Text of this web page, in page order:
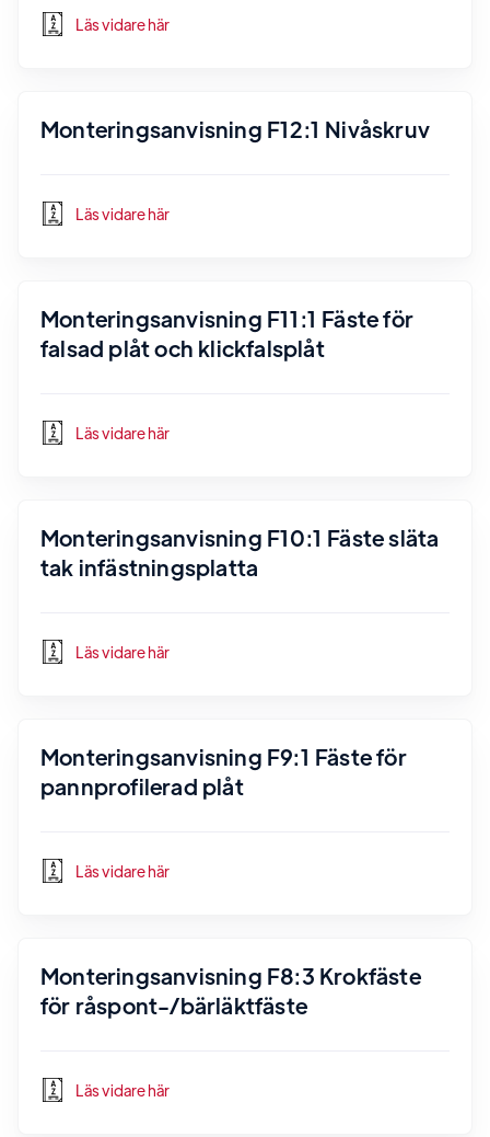
Läs vidare här
Monteringsanvisning F12:1 Nivåskruv
Läs vidare här
Monteringsanvisning F11:1 Fäste för
falsad plåt och klickfalsplåt
Läs vidare här
Monteringsanvisning F10:1 Fäste släta
tak infästningsplatta
Läs vidare här
Monteringsanvisning F9:1 Fäste för
pannprofilerad plåt
Läs vidare här
Monteringsanvisning F8:3 Krokfäste
för råspont-/bärläktfäste
Läs vidare här